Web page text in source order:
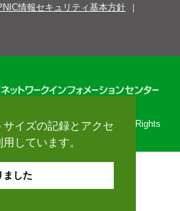
イズの記録とアクセ
しています。
ました
情報セキュリティ基本方針
Network Information Center. All Rights
Reserved.